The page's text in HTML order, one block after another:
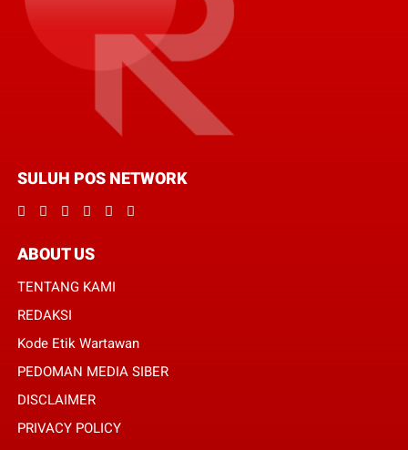
SULUH POS NETWORK
ABOUT US
TENTANG KAMI
REDAKSI
Kode Etik Wartawan
PEDOMAN MEDIA SIBER
DISCLAIMER
PRIVACY POLICY